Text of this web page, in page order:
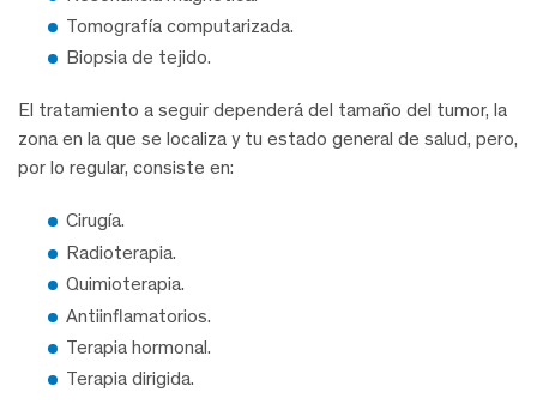
Tomografía computarizada.
Biopsia de tejido.
El tratamiento a seguir dependerá del tamaño del tumor, la
zona en la que se localiza y tu estado general de salud, pero,
por lo regular, consiste en:
Cirugía.
Radioterapia.
Quimioterapia.
Antiinflamatorios.
Terapia hormonal.
Terapia dirigida.